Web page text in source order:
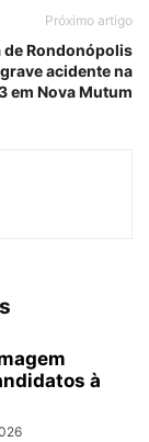
Próximo artigo
de Rondonópolis
acidente na
em Nova Mutum
à